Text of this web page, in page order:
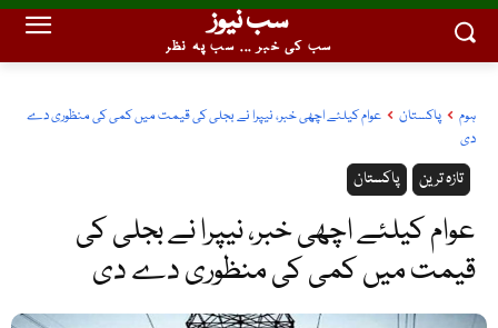
سب نیوز
سب کی خبر ... سب پہ نظر
ہوم پاکستان
عوام کیلئے اچھی خبر، نیپرا نے بجلی کی قیمت میں کمی کی منظوری دے
دی
پاکستان تازہ ترین
عوام کیلئے اچھی خبر، نیپرا نے بجلی کی
قیمت میں کمی کی منظوری دے دی